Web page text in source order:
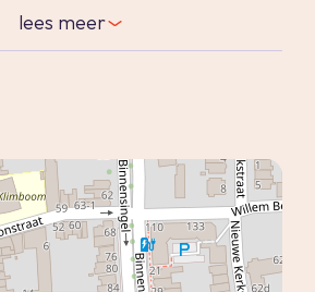
afwerking en de hoge plafonds
woning van nu!
een prachtige lichte living met
RVS keuken en dubbele
Vanaf de voorzijde heb
over de straat. De
bestaat uit een garage en
lees meer